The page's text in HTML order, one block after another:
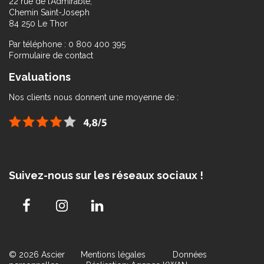
Chemin Saint-Joseph
84 250 Le Thor
Par téléphone : 0 800 400 395
Formulaire de contact
Evaluations
Nos clients nous donnent une moyenne de :
Suivez-nous sur les réseaux sociaux !
© 2026 Ascier Mentions légales
Données